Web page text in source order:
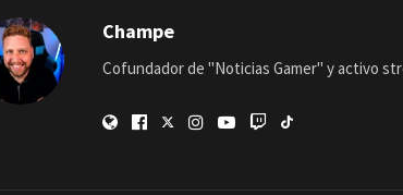
Champe
Cofundador de "Noticias Gamer" y activo